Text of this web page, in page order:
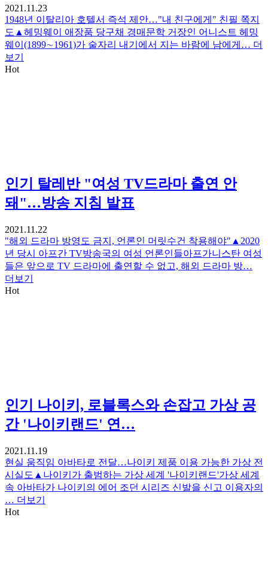
2021.11.23
1948년 이탈리아 호텔서 즉석 제안…"내 친구에게" 친필 쪽지
도▲헤밍웨이 애장품 당구채 경매문학 거장인 어니스트 헤밍
웨이(1899∼1961)가 술자리 내기에서 지는 바람에 남에게… 더
보기
Hot
인기
탈레반 "여성 TV드라마 출연 안
돼"…방송 지침 발표
2021.11.22
"해외 드라마 방영도 금지, 언론인 머릿수건 착용해야"▲2020
년 당시 아프간 TV방송국의 여성 언론인들아프가니스탄 여성
들은 앞으로 TV 드라마에 출연할 수 없고, 해외 드라마 방…
더보기
Hot
인기
나이키, 로블록스와 손잡고 가상 공
간 '나이키랜드' 연…
2021.11.19
현실 움직임 아바타로 전달…나이키 제품 이용 가능한 가상 전
시실도▲나이키가 출범하는 가상 세계 '나이키랜드'가상 세계
속 아바타가 나이키의 에어 조던 시리즈 신발을 신고 이용자의
… 더보기
Hot